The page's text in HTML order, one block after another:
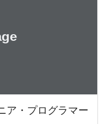
ア・プログラマー